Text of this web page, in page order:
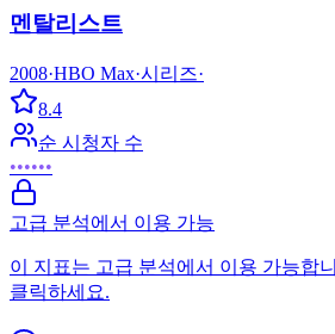
멘탈리스트
2008·HBO Max·시리즈·
8.4
순 시청자 수
••••••
고급 분석에서 이용 가능
이 지표는 고급 분석에서 이용 가능합
클릭하세요.